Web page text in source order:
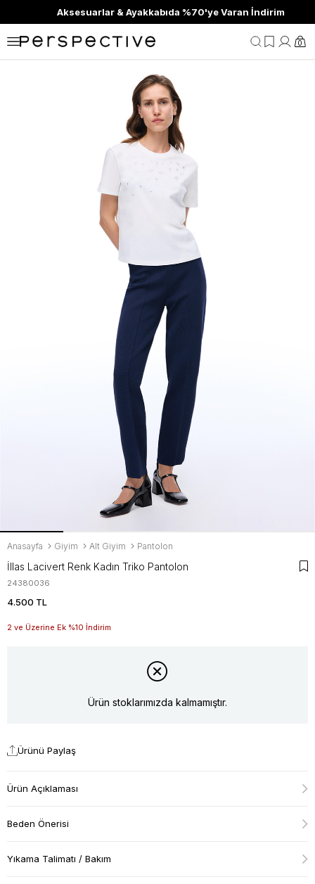
Aksesuarlar & Ayakkabıda %70'ye Varan İndirim
0
Anasayfa Giyim Alt Giyim Pantolon
İllas Lacivert Renk Kadın Triko Pantolon
24380036
4.500 TL
2 ve Üzerine Ek %10 İndirim
Ürün stoklarımızda kalmamıştır.
Ürünü Paylaş
Ürün Açıklaması
Beden Önerisi
Yıkama Talimatı / Bakım